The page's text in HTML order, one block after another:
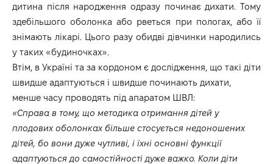
дитина після народження одразу починає дихати. Тому
здебільшого оболонка або рветься при пологах, або її
знімають лікарі. Цього разу обидві дівчинки народились
у таких «будиночках».
Втім, в Україні та за кордоном є дослідження, що такі діти
швидше адаптуються і швидше починають дихати,
менше часу проводять під апаратом ШВЛ:
«Справа в тому, що методика отримання дітей у
плодових оболонках більше стосується недоношених
дітей, бо вони дуже чутливі, і їхні основні функції
адаптуються до самостійності дуже важко. Коли діти